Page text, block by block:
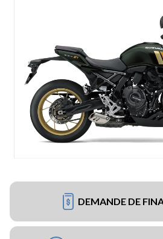
DEMANDE DE